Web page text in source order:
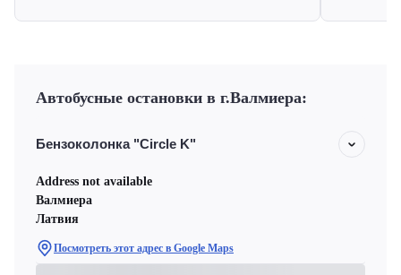
Автобусные остановки в г.Валмиера:
Бензоколонка "Circle K"
Address not available
Валмиера
Латвия
Посмотреть этот адрес в Google Maps